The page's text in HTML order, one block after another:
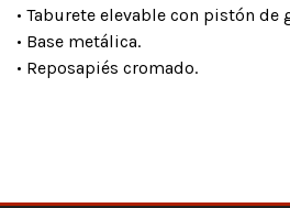
• Taburete elevable con pistón de
• Base metálica.
• Reposapiés cromado.